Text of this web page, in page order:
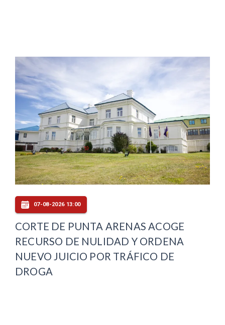
07-08-2026 13:00
CORTE DE PUNTA ARENAS ACOGE
RECURSO DE NULIDAD Y ORDENA
NUEVO JUICIO POR TRÁFICO DE
DROGA